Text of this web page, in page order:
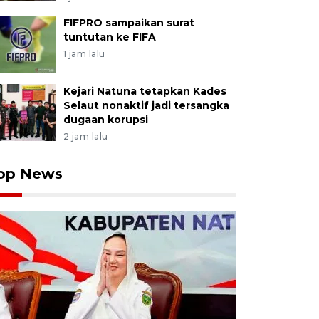
FIFPRO sampaikan surat
tuntutan ke FIFA
1 jam lalu
Kejari Natuna tetapkan Kades
Selaut nonaktif jadi tersangka
dugaan korupsi
2 jam lalu
News